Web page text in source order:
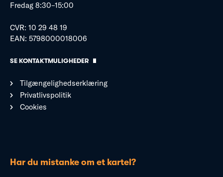
Fredag 8:30–15:00
CVR: 10 29 48 19
EAN: 5798000018006
SE KONTAKTMULIGHEDER
Tilgængelighedserklæring
Privatlivspolitik
Cookies
Har du mistanke om et kartel?